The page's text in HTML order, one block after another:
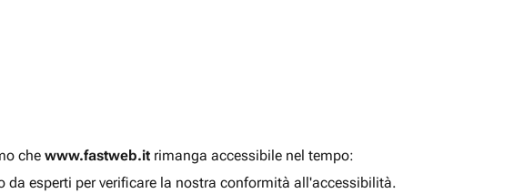
che www.fastweb.it rimanga accessibile nel tempo:
esperti per verificare la nostra conformità all'accessibilità.